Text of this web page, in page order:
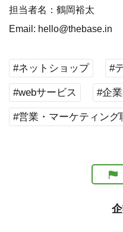
担当者名：鶴岡裕太
Email: hello@thebase.in
#ネットショップ #
#webサービス #企
#営業・マーケティング